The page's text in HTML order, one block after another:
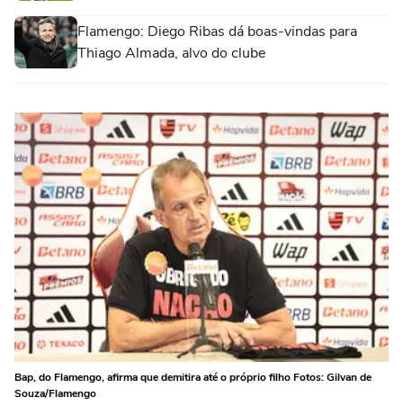
Flamengo: Diego Ribas dá boas-vindas para
Thiago Almada, alvo do clube
Bap, do Flamengo, afirma que demitira até o próprio filho Fotos: Gilvan de
Souza/Flamengo